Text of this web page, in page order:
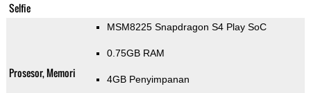
Selfie
Prosesor, Memori
MSM8225 Snapdragon S4 Play SoC
0.75GB RAM
4GB Penyimpanan